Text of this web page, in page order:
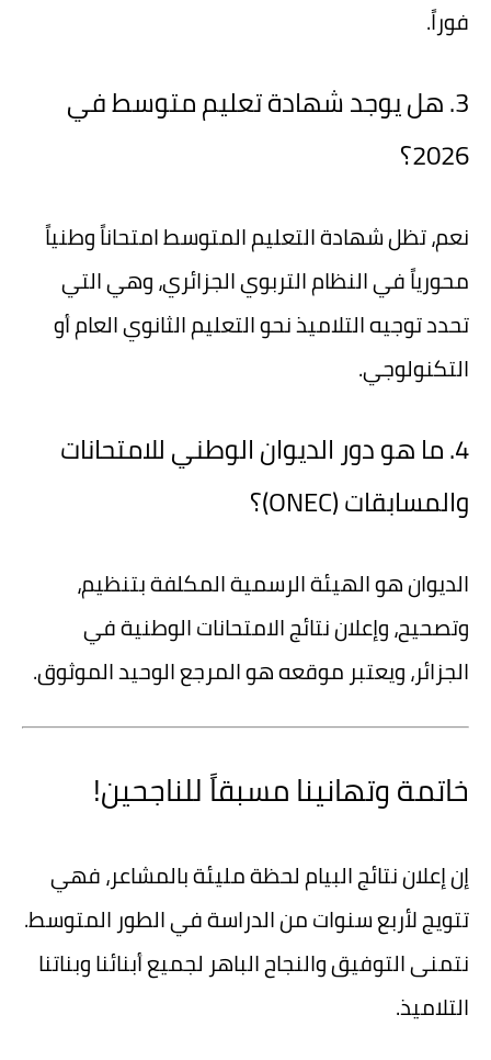
فوراً.
3. هل يوجد شهادة تعليم متوسط في
2026؟
نعم، تظل شهادة التعليم المتوسط امتحاناً وطنياً
محورياً في النظام التربوي الجزائري، وهي التي
تحدد توجيه التلاميذ نحو التعليم الثانوي العام أو
التكنولوجي.
4. ما هو دور الديوان الوطني للامتحانات
والمسابقات (ONEC)؟
الديوان هو الهيئة الرسمية المكلفة بتنظيم،
وتصحيح، وإعلان نتائج الامتحانات الوطنية في
الجزائر، ويعتبر موقعه هو المرجع الوحيد الموثوق.
خاتمة وتهانينا مسبقاً للناجحين!
إن إعلان نتائج البيام لحظة مليئة بالمشاعر، فهي
تتويج لأربع سنوات من الدراسة في الطور المتوسط.
نتمنى التوفيق والنجاح الباهر لجميع أبنائنا وبناتنا
التلاميذ.